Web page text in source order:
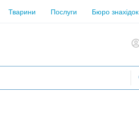
Тварини Послуги Бюро знахідок